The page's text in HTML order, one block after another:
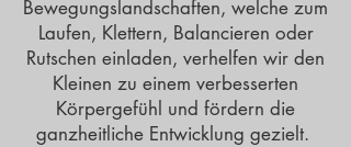
Bewegungslandschaften, welche zum
Laufen, Klettern, Balancieren oder
Rutschen einladen, verhelfen wir den
Kleinen zu einem verbesserten
Körpergefühl und fördern die
ganzheitliche Entwicklung gezielt.